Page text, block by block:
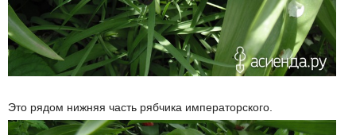
Это рядом нижняя часть рябчика императорского.